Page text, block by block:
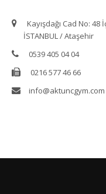
Kayışdağı Cad No: 48
İSTANBUL / Ataşehir
0539 405 04 04
0216 577 46 66
info@aktuncgym.com